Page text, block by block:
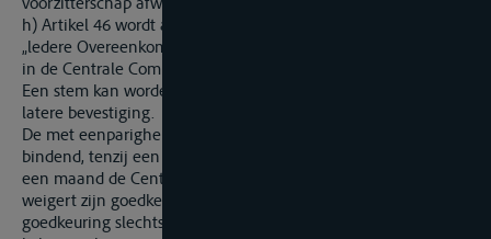
h) Artikel 46 wordt als volgt gewijzigd:
„ledere Overeenkomstsluitende Partij beschikt over één stem
in de Centrale Commissie.
Een stem kan worden uitgebracht onder voorbehoud van
latere bevestiging.
De met eenparigheid van stemmen genomen besluiten zijn
bindend, tenzij een der Overeenkomstsluitende Staten binnen
een maand de Centrale Commissie heeft doen weten dat hij
weigert zijn goedkeuring eraan te hechten of dat hij deze
goedkeuring slechts na toestemming van zijn wetgevende